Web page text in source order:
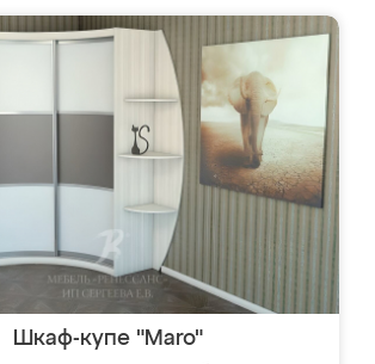
Шкаф-купе "Maro"